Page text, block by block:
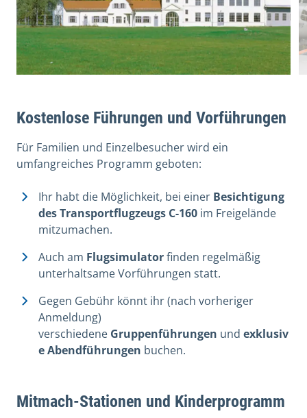
Kostenlose Führungen und Vorführungen
Für Familien und Einzelbesucher wird ein
umfangreiches Programm geboten:
Ihr habt die Möglichkeit, bei einer Besichtigung
des Transportflugzeugs C-160 im Freigelände
mitzumachen.
Auch am Flugsimulatorfinden regelmäßig
unterhaltsame Vorführungen statt.
Gegen Gebühr könnt ihr (nach vorheriger
Anmeldung)
verschiedene Gruppenführungen und exklusiv
e Abendführungen buchen.
Mitmach-Stationen und Kinderprogramm